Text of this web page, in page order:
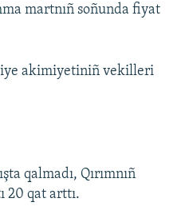
martnıñ soñunda fiyat
akimiyetiniñ vekilleri
qalmadı, Qırımnıñ
20 qat arttı.